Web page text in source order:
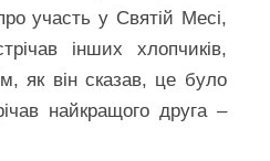
участь у Святій Месі,
інших хлопчиків,
як він сказав, це було
найкращого друга –